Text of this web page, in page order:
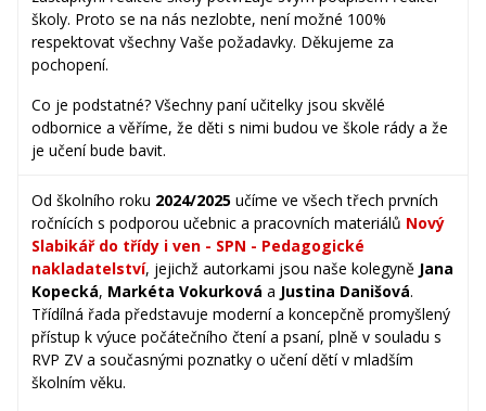
školy. Proto se na nás nezlobte, není možné 100%
respektovat všechny Vaše požadavky. Děkujeme za
pochopení.
Co je podstatné? Všechny paní učitelky jsou skvělé
odbornice a věříme, že děti s nimi budou ve škole rády a že
je učení bude bavit.
Od školního roku 2024/2025 učíme ve všech třech prvních
ročnících s podporou učebnic a pracovních materiálů Nový
Slabikář do třídy i ven - SPN - Pedagogické
nakladatelství, jejichž autorkami jsou naše kolegyně Jana
Kopecká, Markéta Vokurková a Justina Danišová.
Třídílná řada představuje moderní a koncepčně promyšlený
přístup k výuce počátečního čtení a psaní, plně v souladu s
RVP ZV a současnými poznatky o učení dětí v mladším
školním věku.